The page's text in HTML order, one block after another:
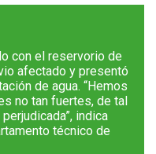
con el reservorio de
afectado y presentó
de agua. “Hemos
no tan fuertes, de tal
indica
técnico de